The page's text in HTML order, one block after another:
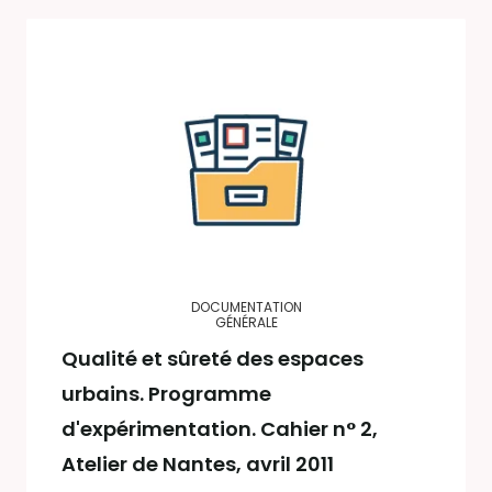
DOCUMENTATION
GÉNÉRALE
Qualité et sûreté des espaces
urbains. Programme
d'expérimentation. Cahier n° 2,
Atelier de Nantes, avril 2011